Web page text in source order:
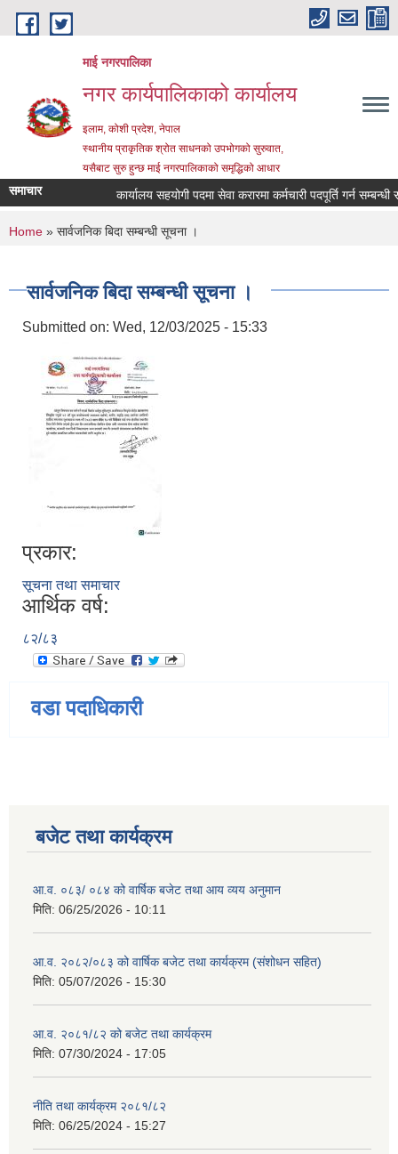
Skip to main content
माई नगरपालिका
नगर कार्यपालिकाको कार्यालय
इलाम, कोशी प्रदेश, नेपाल
स्थानीय प्राकृतिक श्रोत साधनको उपभोगको सुरुवात,
यसैबाट सुरु हुन्छ माई नगरपालिकाको समृद्धिको आधार
समाचार कार्यालय सहयोगी पदमा सेवा करारमा कर्मचारी पदपूर्ति गर्न सम्बन्धी
You are here
Home » सार्वजनिक बिदा सम्बन्धी सूचना ।
सार्वजनिक बिदा सम्बन्धी सूचना ।
Submitted on: Wed, 12/03/2025 - 15:33
प्रकार:
सूचना तथा समाचार
आर्थिक वर्ष:
८२/८३
वडा पदाधिकारी
बजेट तथा कार्यक्रम
आ.व. ०८३/ ०८४ को वार्षिक बजेट तथा आय व्यय अनुमान
मिति: 06/25/2026 - 10:11
आ.व. २०८२/०८३ को वार्षिक बजेट तथा कार्यक्रम (संशोधन सहित)
मिति: 05/07/2026 - 15:30
आ.व. २०८१/८२ को बजेट तथा कार्यक्रम
मिति: 07/30/2024 - 17:05
नीति तथा कार्यक्रम २०८१/८२
मिति: 06/25/2024 - 15:27